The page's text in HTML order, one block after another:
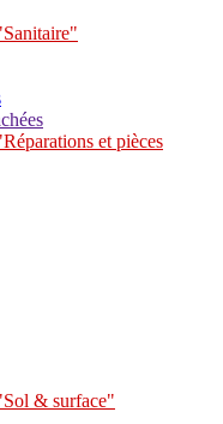
et pièces
& surface"